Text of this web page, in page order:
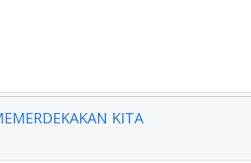
KITA